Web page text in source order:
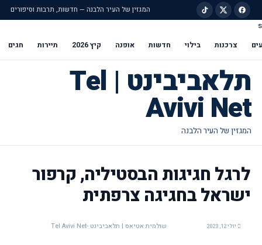
המגזין של העיר הלבנה — חדשות, תרבות וסיפורים
s
צרכנות בילוי חדשות אופנה קיץ 2026 תיירות חגים
תלאביבינט | Tel
Avivi Net
לרגל חגיגות הבסטיליה, קרפור
ישראל בחגיגה צרפתית
יולי 12, 2023 שולמית אטיאס | תלאביבינט -Tel Avivi Net